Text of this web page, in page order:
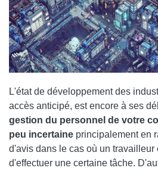
L'état de développement des
accès anticipé, est encore à ses
gestion du personnel de votre
peu incertaine principalement en
d'avis dans le cas où un travailleur
d'effectuer une certaine tâche.